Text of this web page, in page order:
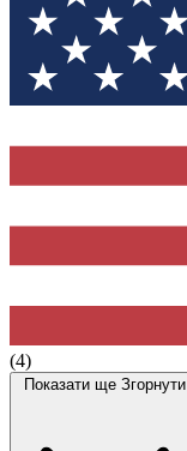
(4)
Показати ще Згорнути